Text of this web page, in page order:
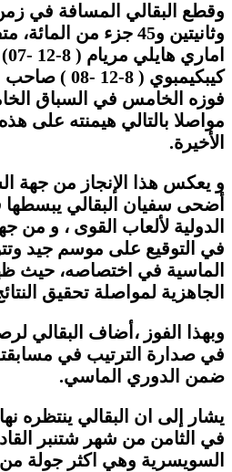
وثانيتين و45 جزء من
كيبكيمبوي (
فوزه الخامس في السباق
مواصلا بالتالي هيمنته على
الأخيرة.
و يعكس هذا الإنجاز من جهة
أضحى سفيان البقالي
الدولية لألعاب القوى ، و من
في التوقيع على موسم جيد
الماسية في اختصاصه، حيث
الجاهزية لمواصلة تحقيق
وبهذا الفوز ،أضاف البقالي
ضمن الدوري الماسي.
يشار إلى ان البقالي ينتظره
في الثامن من شهر شتنبر
السويسرية وهي اكثر جولة